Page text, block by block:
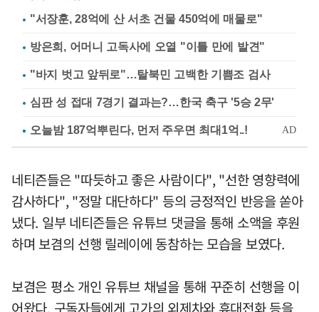
"서장훈, 28억에 산 서초 건물 450억에 매물로"
방은희, 어머니 고독사에 오열 "이틀 만에 발견"
"바지 벗고 앞뒤로"…탈북민 고백한 기쁨조 검사
심판 성 접대 7경기 결과는?…한국 축구 '5승 2무'
네티즌들은 "따듯하고 좋은 사람이다", "선한 영향력에
감사하다", "정말 대단하다" 등의 긍정적인 반응을 쏟아
냈다. 일부 네티즌들은 유튜브 댓글을 통해 소액을 후원
하며 보겸의 선행 릴레이에 동참하는 모습을 보였다.
보겸은 평소 개인 유튜브 채널을 통해 꾸준히 선행을 이
어왔다. 구독자들에게 고가의 외제차와 휴대전화 등을